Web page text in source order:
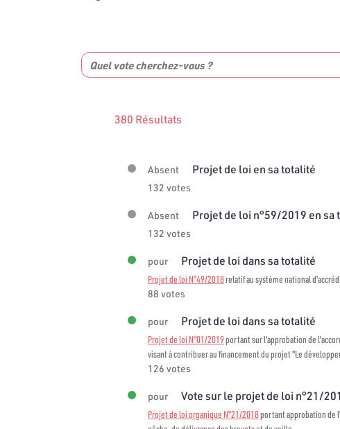
380 Résultats
Absent Projet de loi en sa totalité
132 votes
Absent Projet de loi n°59/2019 en sa
132 votes
pour Projet de loi dans sa totalité
Projet de loi N°49/2018relatif au système national
88 votes
pour Projet de loi dans sa totalité
Projet de loi N°01/2019portant sur l'approbation de
visant à contribuer au financement du projet "Le
126 votes
pour Vote sur le projet de loi n°21/
Projet de loi organique N°21/2018portant approbation de